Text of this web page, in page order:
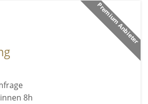
Premium Anbieter
8h